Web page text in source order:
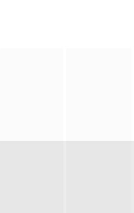
色，失衡的力量
无数时空的熬炼，岁月长河的洗礼，他化
了解职业，带领他们找寻到自己的兴趣与